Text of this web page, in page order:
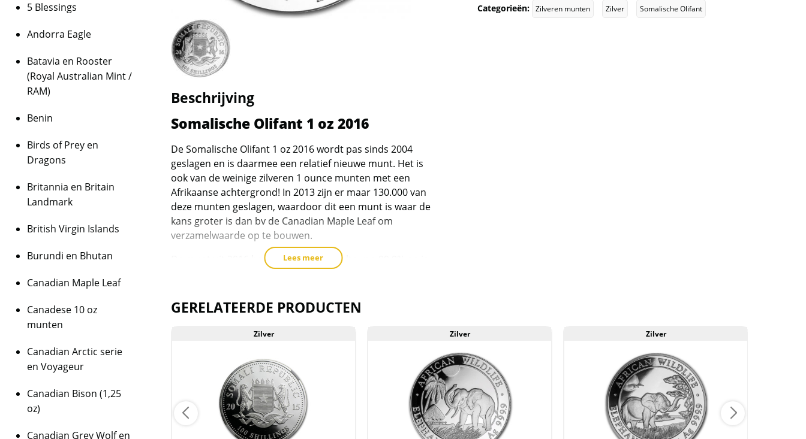
Beschrijving
Somalische Olifant 1 oz 2016
De Somalische Olifant 1 oz 2016 wordt pas sinds 2004
geslagen en is daarmee een relatief nieuwe munt. Het is
ook van de weinige zilveren 1 ounce munten met een
Afrikaanse achtergrond! In 2013 zijn er maar 130.000 van
deze munten geslagen, waardoor dit een munt is waar de
kans groter is dan bv de Canadian Maple Leaf om
verzamelwaarde op te bouwen.
De munt uit 2016 bevat een zilver gehalte van 99,9% en is
De jaren 2004-2008 zijn telkens in een oplage verschenen
meer liefhebbers aangetrokken heeft, is de oplage in 2013
Eagle, Canadian Maple Leaf en Oostenrijkse
Philharmoniker (waarvan er in 2014 waarschijnlijk totaal
meer dan 90 miljoen munten worden geslagen, is dit nog
steeds een ‘kleine’ munt.
Lees meer
oz
Categorieën: Zilveren munten Zilver Somalische Olifant
GERELATEERDE PRODUCTEN
Aanbieding
Zilver Zilver Zilver
5 Blessings
Andorra Eagle
Batavia en Rooster
(Royal Australian Mint /
RAM)
Benin
Birds of Prey en
Dragons
Britannia en Britain
Landmark
British Virgin Islands
Burundi en Bhutan
Canadian Maple Leaf
Canadese 10 oz
munten
Canadian Arctic serie
en Voyageur
Canadian Bison (1,25
oz)
Canadian Grey Wolf en